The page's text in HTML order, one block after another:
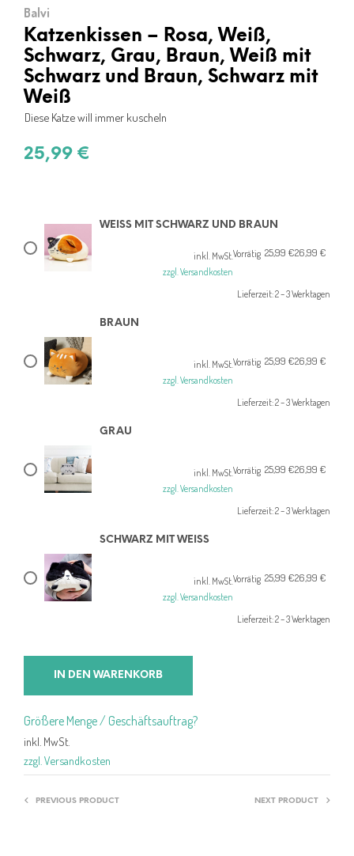
Balvi
Katzenkissen – Rosa, Weiß,
Schwarz, Grau, Braun, Weiß mit
Schwarz und Braun, Schwarz mit
Weiß
Diese Katze will immer kuscheln
25,99 €
WEISS MIT SCHWARZ UND BRAUN
26,99 €
Ursprünglicher
26,99 €
25,99 €
Aktueller
25,99 €.
Vorrätig
inkl. MwSt.
zzgl. Versandkosten
Lieferzeit:2 – 3 Werktagen
BRAUN
26,99 €
Ursprünglicher
26,99 €
25,99 €
Aktueller
25,99 €.
Vorrätig
inkl. MwSt.
zzgl. Versandkosten
Lieferzeit:2 – 3 Werktagen
GRAU
26,99 €
Ursprünglicher
26,99 €
25,99 €
Aktueller
25,99 €.
Vorrätig
inkl. MwSt.
zzgl. Versandkosten
Lieferzeit:2 – 3 Werktagen
SCHWARZ MIT WEISS
26,99 €
Ursprünglicher
26,99 €
25,99 €
Aktueller
25,99 €.
Vorrätig
inkl. MwSt.
zzgl. Versandkosten
Lieferzeit:2 – 3 Werktagen
IN DEN WARENKORB
Größere Menge / Geschäftsauftrag?
inkl. MwSt.
zzgl. Versandkosten
PREVIOUS PRODUCT NEXT PRODUCT